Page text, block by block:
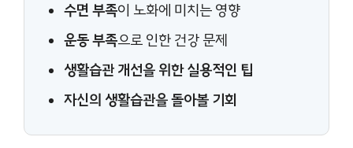
수면 부족이 노화에 미치는 영향
운동 부족으로 인한 건강 문제
생활습관 개선을 위한 실용적인 팁
자신의 생활습관을 돌아볼 기회